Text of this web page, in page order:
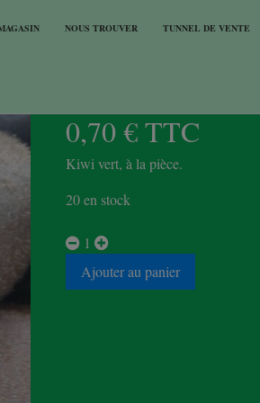
NOUS TROUVER TUNNEL DE VENTE
0,70 € TTC
Kiwi vert, à la pièce.
20 en stock
1
Ajouter au panier